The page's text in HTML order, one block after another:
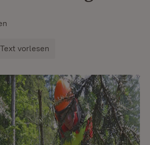
Text vorlesen